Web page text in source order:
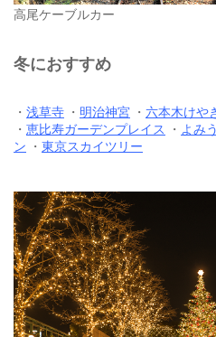
高尾ケーブルカー
冬におすすめ
・ 浅草寺 ・ 明治神宮 ・ 六本木けや
・ 恵比寿ガーデンプレイス ・ よみ
ン ・ 東京スカイツリー